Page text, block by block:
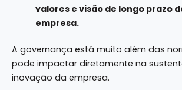
valores e visão de longo prazo
empresa.
A governança está muito além das
pode impactar diretamente na
inovação da empresa.